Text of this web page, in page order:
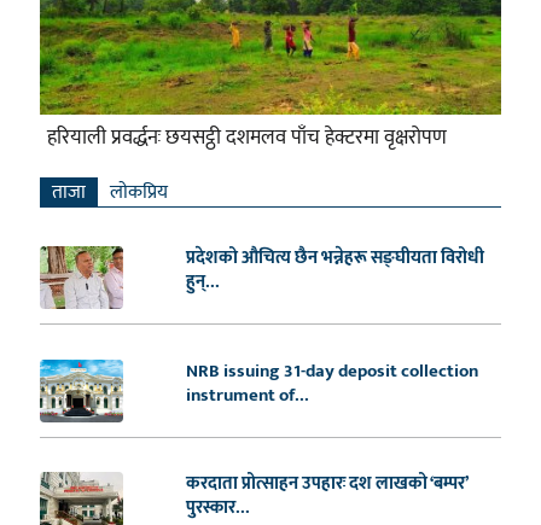
हरियाली प्रवर्द्धनः छयसट्ठी दशमलव पाँच हेक्टरमा वृक्षरोपण
ताजा लाेकप्रिय
प्रदेशको औचित्य छैन भन्नेहरू सङ्घीयता विरोधी
हुन्...
NRB issuing 31-day deposit collection
instrument of...
करदाता प्रोत्साहन उपहारः दश लाखको ‘बम्पर’
पुरस्कार...